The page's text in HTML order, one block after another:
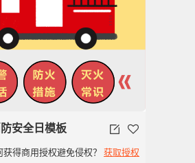
安全日模板
得商用授权避免侵权？ 获取授权